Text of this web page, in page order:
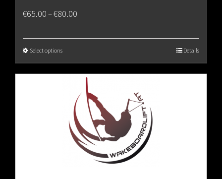
€65.00–€80.00
€80.00
Select options Details